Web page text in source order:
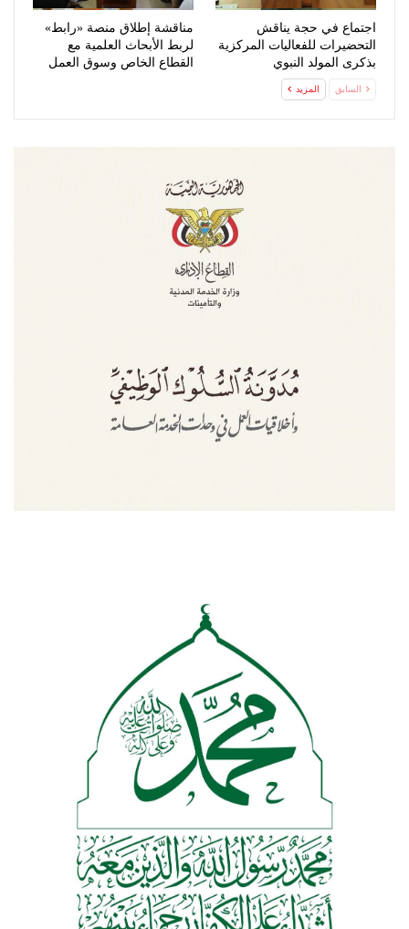
اجتماع في حجة يناقش
التحضيرات للفعاليات المركزية
بذكرى المولد النبوي
مناقشة إطلاق منصة «رابط»
لربط الأبحاث العلمية مع
القطاع الخاص وسوق العمل
السابق المزيد